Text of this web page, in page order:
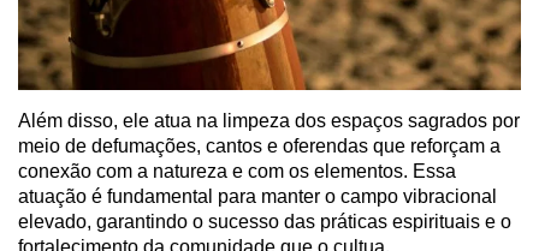
Além disso, ele atua na limpeza dos espaços sagrados por
meio de defumações, cantos e oferendas que reforçam a
conexão com a natureza e com os elementos. Essa
atuação é fundamental para manter o campo vibracional
elevado, garantindo o sucesso das práticas espirituais e o